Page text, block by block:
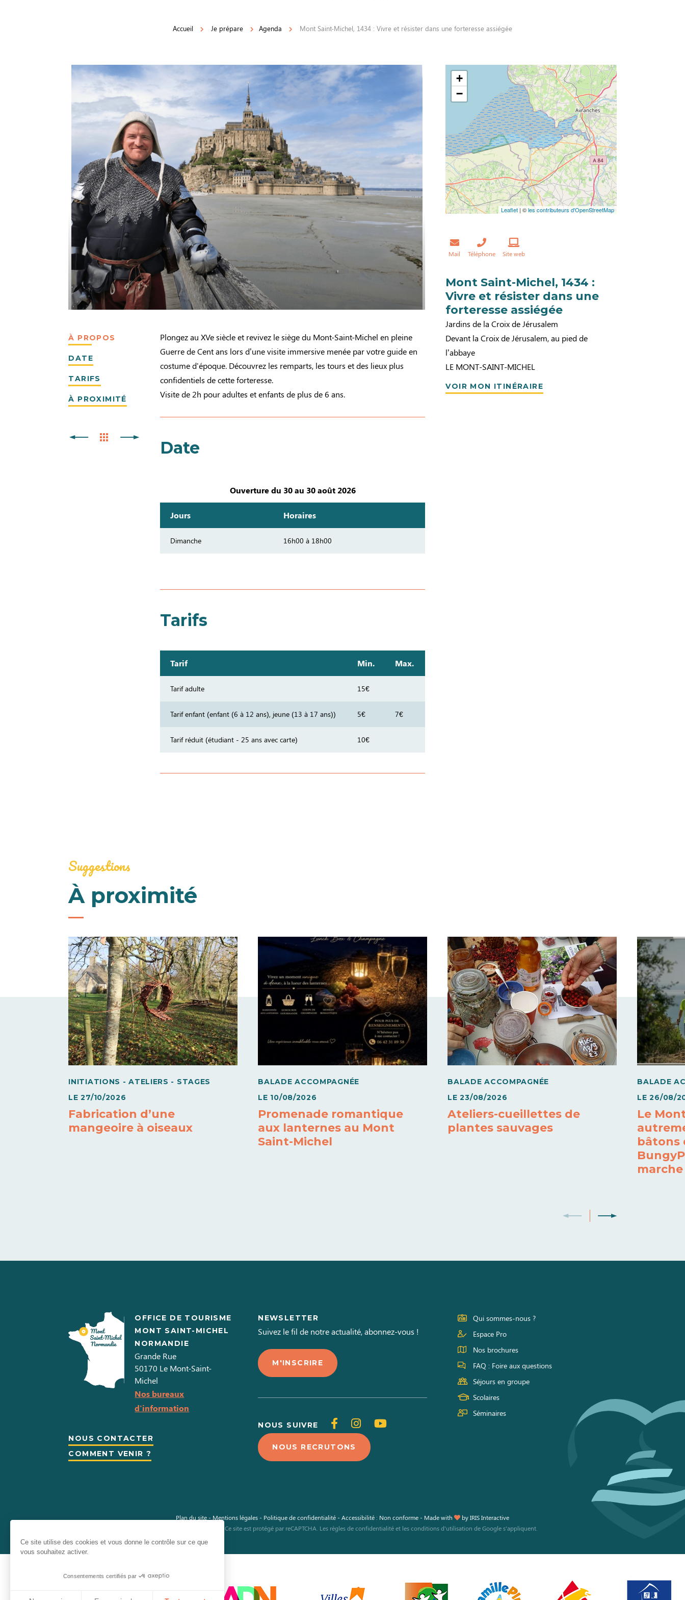
Ce site utilise des cookies et vous donne le contrôle sur ce que
vous souhaitez activer.
Consentements certifiés par
Accueil Je prépare Agenda Mont Saint-Michel, 1434 : Vivre et résister dans une forteresse assiégée
À PROPOS
DATE
TARIFS
À PROXIMITÉ
Plongez au XVe siècle et revivez le siège du Mont-Saint-Michel en pleine
Guerre de Cent ans lors d’une visite immersive menée par votre guide en
costume d'époque. Découvrez les remparts, les tours et des lieux plus
confidentiels de cette forteresse.
Visite de 2h pour adultes et enfants de plus de 6 ans.
Date
Ouverture du 30 au 30 août 2026
Jours Horaires
Dimanche 16h00 à 18h00
Tarifs
Tarif Min. Max.
Tarif adulte 15€
Tarif enfant (enfant (6 à 12 ans), jeune (13 à 17 ans)) 5€ 7€
Tarif réduit (étudiant - 25 ans avec carte) 10€
+
−
Leaflet| ©les contributeurs d'OpenStreetMap
Mail Téléphone Site web
Mont Saint-Michel, 1434 :
Vivre et résister dans une
forteresse assiégée
Jardins de la Croix de Jérusalem
Devant la Croix de Jérusalem, au pied de
l’abbaye
LE MONT-SAINT-MICHEL
VOIR MON ITINÉRAIRE
Suggestions
À proximité
INITIATIONS - ATELIERS - STAGES
LE 27/10/2026
Fabrication d’une
mangeoire à oiseaux
BALADE ACCOMPAGNÉE
LE 10/08/2026
Promenade romantique
aux lanternes au Mont
Saint-Michel
BALADE ACCOMPAGNÉE
LE 23/08/2026
Ateliers-cueillettes de
plantes sauvages
BALADE
LE 26/08/
Le
bâtons
OFFICE DE TOURISME
MONT SAINT-MICHEL
NORMANDIE
Grande Rue
50170 Le Mont-Saint-
Michel
Nos bureaux
d'information
NOUS CONTACTER
COMMENT VENIR ?
NEWSLETTER
Suivez le fil de notre actualité, abonnez-vous !
M'INSCRIRE
NOUS SUIVRE
Suivez-
nous
sur
Suivez-
nous
sur
Suivez-
NOUS RECRUTONS
Qui sommes-nous ?
Espace Pro
Nos brochures
FAQ : Foire aux questions
Séjours en groupe
Scolaires
Séminaires
Plan du site- Mentions légales- Politique de confidentialité- Accessibilité : Non conforme- Made with byIRIS Interactive
Ce site est protégé par reCAPTCHA. Les règles de confidentialitéet lesconditions d'utilisation de Google s'appliquent.